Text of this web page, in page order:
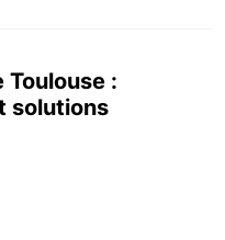
:
solutions